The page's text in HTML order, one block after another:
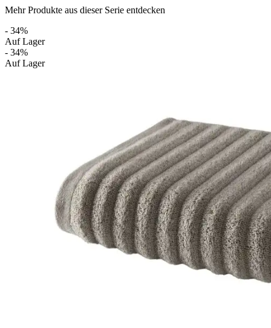
Mehr Produkte aus dieser Serie entdecken
- 34%
Auf Lager
- 34%
Auf Lager